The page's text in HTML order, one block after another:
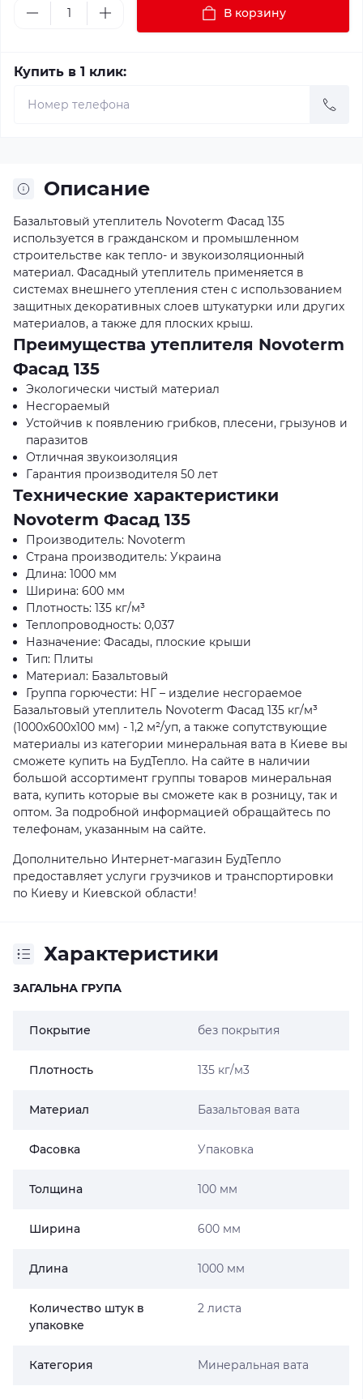
В корзину
Купить в 1 клик:
Описание
Базальтовый утеплитель Novoterm Фасад 135
используется в гражданском и промышленном
строительстве как тепло- и звукоизоляционный
материал. Фасадный утеплитель применяется в
системах внешнего утепления стен с использованием
защитных декоративных слоев штукатурки или других
материалов, а также для плоских крыш.
Преимущества утеплителя Novoterm
Фасад 135
Экологически чистый материал
Несгораемый
Устойчив к появлению грибков, плесени, грызунов и
паразитов
Отличная звукоизоляция
Гарантия производителя 50 лет
Технические характеристики
Novoterm Фасад 135
Производитель: Novoterm
Страна производитель: Украина
Длина: 1000 мм
Ширина: 600 мм
Плотность: 135 кг/м³
Теплопроводность: 0,037
Назначение: Фасады, плоские крыши
Тип: Плиты
Материал: Базальтовый
Группа горючести: НГ – изделие несгораемое
Базальтовый утеплитель Novoterm Фасад 135 кг/м³
(1000x600x100 мм) - 1,2 м²/уп, а также сопутствующие
материалы из категории минеральная вата в Киеве вы
сможете купить на БудТепло. На сайте в наличии
большой ассортимент группы товаров минеральная
вата, купить которые вы сможете как в розницу, так и
оптом. За подробной информацией обращайтесь по
телефонам, указанным на сайте.
Дополнительно Интернет-магазин БудТепло
предоставляет услуги грузчиков и транспортировки
по Киеву и Киевской области!
Характеристики
ЗАГАЛЬНА ГРУПА
Покрытие без покрытия
Плотность 135 кг/м3
Материал Базальтовая вата
Фасовка Упаковка
Толщина 100 мм
Ширина 600 мм
Длина 1000 мм
Количество штук в
упаковке
2 листа
Категория Минеральная вата